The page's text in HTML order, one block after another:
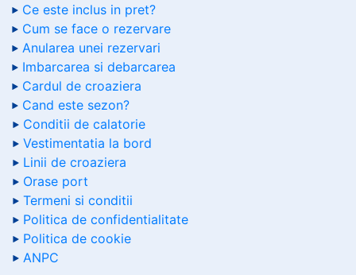
Ce este inclus in pret?
Cum se face o rezervare
Anularea unei rezervari
Imbarcarea si debarcarea
Cardul de croaziera
Cand este sezon?
Conditii de calatorie
Vestimentatia la bord
Linii de croaziera
Orase port
Termeni si conditii
Politica de confidentialitate
Politica de cookie
ANPC